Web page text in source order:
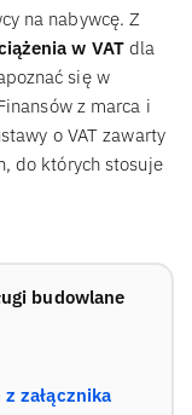
na nabywcę. Z
w VATdla
się w
z marca i
o VAT zawarty
do których stosuje
budowlane
załącznika